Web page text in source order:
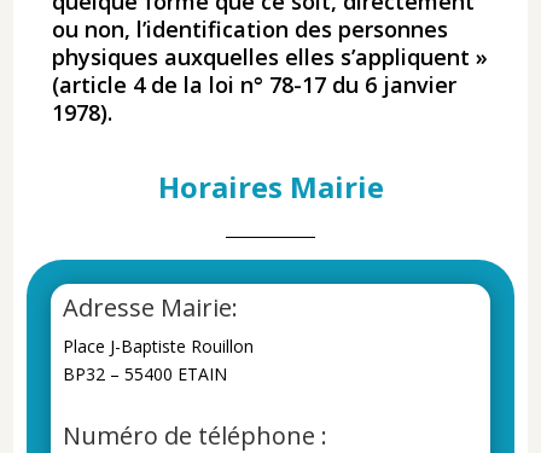
ou non, l’identification des personnes
physiques auxquelles elles s’appliquent »
(article 4 de la loi n° 78-17 du 6 janvier
1978).
Horaires Mairie
Adresse Mairie:
Place J-Baptiste Rouillon
BP32 – 55400 ETAIN
Numéro de téléphone :